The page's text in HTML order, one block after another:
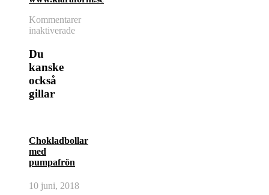
Kommentarer
inaktiveradeför
Du
kanske
också
gillar
Chokladbollar
med
pumpafrön
10 juni, 2018